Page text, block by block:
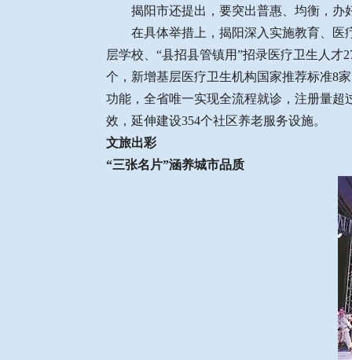
揭阳市还提出，要突出普惠、均衡，办好
在具体举措上，揭阳深入实施教育、医疗
层学校、“县招县管镇用”招录医疗卫生人
个，新增基层医疗卫生机构国家推荐标准8
功能，全省唯一实现全流程就诊，注册量超
效，延伸建设354个社区养老服务设施。
文旅出彩
“三张名片”涵养城市品质